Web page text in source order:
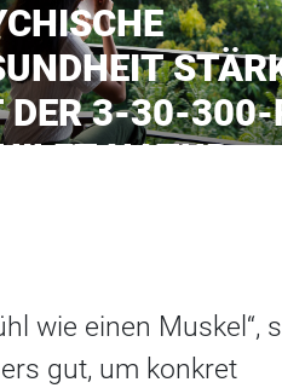
DER 3-30-300-
NATUR
wie einen Muskel“,
gut, um konkret